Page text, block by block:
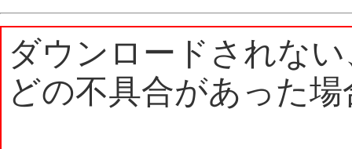
ダウンロードされな
どの不具合があった